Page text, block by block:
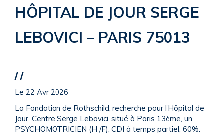
Handicap
Enfants
HÔPITAL DE JOUR SERGE
LEBOVICI – PARIS 75013
/ /
Le 22 Avr 2026
La Fondation de Rothschild, recherche pour l’Hôpital de
Jour, Centre Serge Lebovici, situé à Paris 13ème, un
PSYCHOMOTRICIEN (H /F), CDI à temps partiel, 60%.